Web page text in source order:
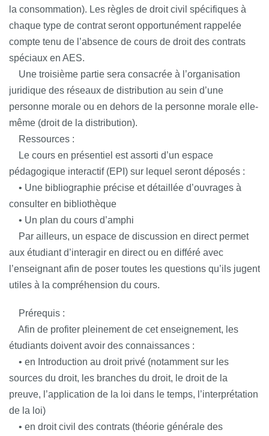
la consommation). Les règles de droit civil spécifiques à
chaque type de contrat seront opportunément rappelée
compte tenu de l’absence de cours de droit des contrats
spéciaux en AES.
Une troisième partie sera consacrée à l’organisation
juridique des réseaux de distribution au sein d’une
personne morale ou en dehors de la personne morale elle-
même (droit de la distribution).
Ressources :
Le cours en présentiel est assorti d’un espace
pédagogique interactif (EPI) sur lequel seront déposés :
• Une bibliographie précise et détaillée d’ouvrages à
consulter en bibliothèque
• Un plan du cours d’amphi
Par ailleurs, un espace de discussion en direct permet
aux étudiant d’interagir en direct ou en différé avec
l’enseignant afin de poser toutes les questions qu’ils jugent
utiles à la compréhension du cours.
Prérequis :
Afin de profiter pleinement de cet enseignement, les
étudiants doivent avoir des connaissances :
• en Introduction au droit privé (notamment sur les
sources du droit, les branches du droit, le droit de la
preuve, l’application de la loi dans le temps, l’interprétation
de la loi)
• en droit civil des contrats (théorie générale des